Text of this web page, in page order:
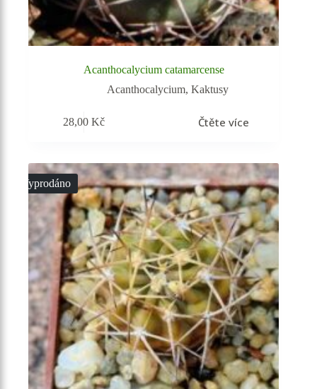
Acanthocalycium catamarcense
Acanthocalycium,Kaktusy
28,00Kč Čtěte více
Vyprodáno